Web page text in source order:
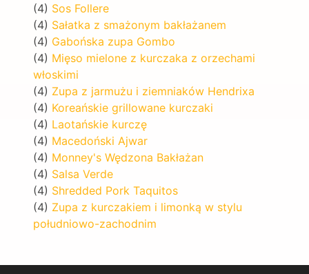
(4) Sos Follere
(4) Sałatka z smażonym bakłażanem
(4) Gabońska zupa Gombo
(4) Mięso mielone z kurczaka z orzechami
włoskimi
(4) Zupa z jarmużu i ziemniaków Hendrixa
(4) Koreańskie grillowane kurczaki
(4) Laotańskie kurczę
(4) Macedoński Ajwar
(4) Monney's Wędzona Bakłażan
(4) Salsa Verde
(4) Shredded Pork Taquitos
(4) Zupa z kurczakiem i limonką w stylu
południowo-zachodnim